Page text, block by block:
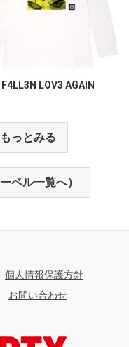
F4LL3N LOV3 AGAIN
っとみる
ベル一覧へ）
個人情報保護方針
お問い合わせ